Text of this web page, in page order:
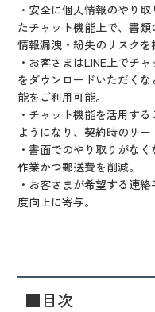
・安全に個人情報のやり
たチャット機能上で、書
情報漏洩・紛失のリスクを
・お客さまはLINE上でチ
をダウンロードいただく
能をご利用可能。
・チャット機能を活用す
ようになり、契約時のリー
・書面でのやり取りがな
作業かつ郵送費を削減。
・お客さまが希望する連
度向上に寄与。
■目次